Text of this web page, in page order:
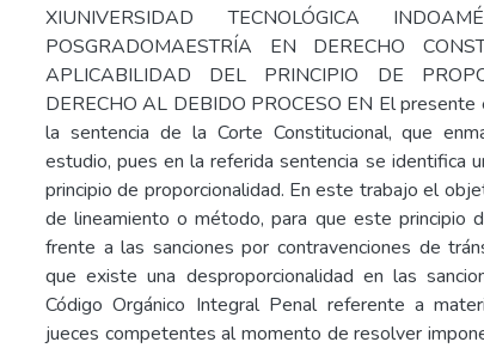
XIUNIVERSIDAD TECNOLÓGICA
POSGRADOMAESTRÍA EN DERECHO
APLICABILIDAD DEL PRINCIPIO DE
DERECHO AL DEBIDO PROCESO EN El presente
la sentencia de la Corte Constitucional, que
estudio, pues en la referida sentencia se identifica
principio de proporcionalidad. En este trabajo el
de lineamiento o método, para que este principio
frente a las sanciones por contravenciones de
que existe una desproporcionalidad en las
Código Orgánico Integral Penal referente a
jueces competentes al momento de resolver